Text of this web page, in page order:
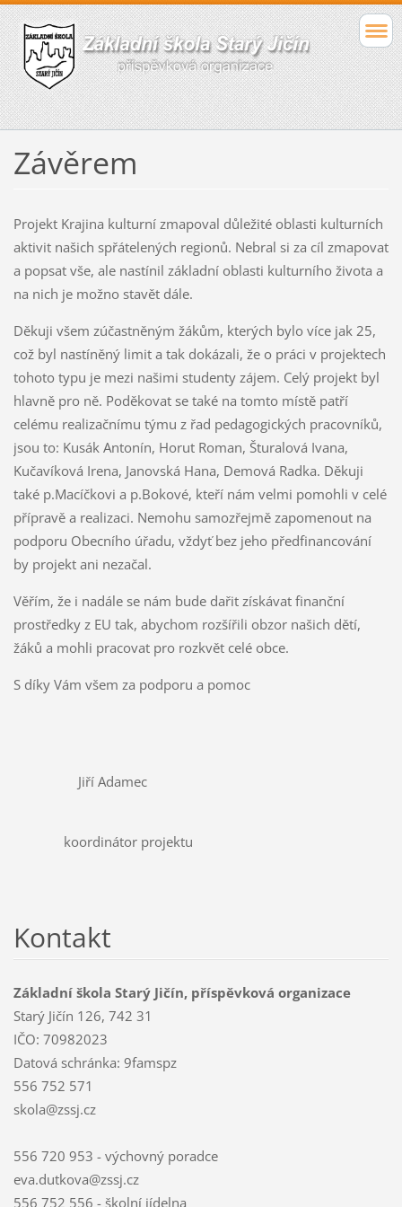
Závěrem
Projekt Krajina kulturní zmapoval důležité oblasti kulturních
aktivit našich spřátelených regionů. Nebral si za cíl zmapovat
a popsat vše, ale nastínil základní oblasti kulturního života a
na nich je možno stavět dále.
Děkuji všem zúčastněným žákům, kterých bylo více jak 25,
což byl nastíněný limit a tak dokázali, že o práci v projektech
tohoto typu je mezi našimi studenty zájem. Celý projekt byl
hlavně pro ně. Poděkovat se také na tomto místě patří
celému realizačnímu týmu z řad pedagogických pracovníků,
jsou to: Kusák Antonín, Horut Roman, Šturalová Ivana,
Kučavíková Irena, Janovská Hana, Demová Radka. Děkuji
také p.Macíčkovi a p.Bokové, kteří nám velmi pomohli v celé
přípravě a realizaci. Nemohu samozřejmě zapomenout na
podporu Obecního úřadu, vždyť bez jeho předfinancování
by projekt ani nezačal.
Věřím, že i nadále se nám bude dařit získávat finanční
prostředky z EU tak, abychom rozšířili obzor našich dětí,
žáků a mohli pracovat pro rozkvět celé obce.
S díky Vám všem za podporu a pomoc
Jiří Adamec
koordinátor projektu
Kontakt
Základní škola Starý Jičín, příspěvková organizace
Starý Jičín 126, 742 31
IČO: 70982023
Datová schránka: 9famspz
556 752 571
skola@zssj.cz
556 720 953 - výchovný poradce
eva.dutkova@zssj.cz
556 752 556 - školní jídelna